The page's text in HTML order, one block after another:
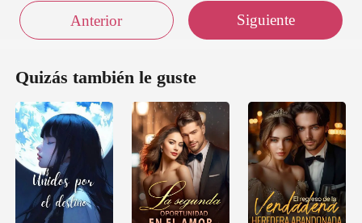
Anterior Siguiente
Quizás también le guste